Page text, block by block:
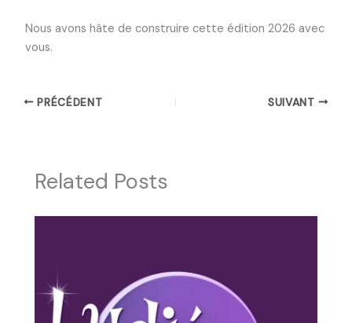
Nous avons hâte de construire cette édition 2026 avec
vous.
PRÉCÉDENT SUIVANT
Related Posts